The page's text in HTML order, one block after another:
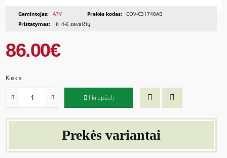
Gamintojas: ATV Prekės kodas: COV-C31748AB
Pristatymas:
Iki 4-6 savaičių
86.00€
Kiekis
Į krepšelį
Prekės variantai